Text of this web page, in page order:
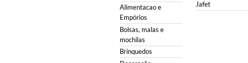
Alimentacao e
Empórios
Bolsas, malas e
mochilas
Brinquedos
Jafet